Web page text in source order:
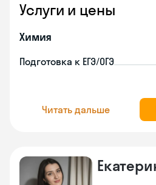
Услуги и цены
Химия
Подготовка к ЕГЭ/ОГЭ
Читать дальше